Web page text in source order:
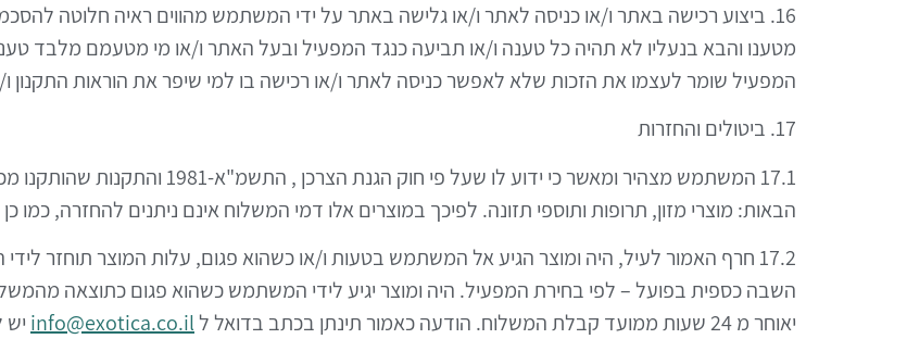
16. ביצוע רכישה באתר ו/או כניסה לאתר ו/או גלישה באתר על ידי המשתמש מהווים ראיה חלוטה
מטענו והבא בנעליו לא תהיה כל טענה ו/או תביעה כנגד המפעיל ובעל האתר ו/או מי מטעמם מלבד
המפעיל שומר לעצמו את הזכות שלא לאפשר כניסה לאתר ו/או רכישה בו למי שיפר את הוראות התקנון ו/
17. ביטולים והחזרות
17.1 המשתמש מצהיר ומאשר כי ידוע לו
הבאות: מוצרי מזון, תרופות ותוספי תזונה. לפיכך במוצרים אלו דמי המשלוח אינם ניתנים להחזרה,
17.2 חרף האמור לעיל, היה ומוצר הגיע אל המשתמש בטעות ו/או כשהוא פגום, עלות המוצר תוחזר
השבה כספית בפועל – לפי בחירת המפעיל. היה ומוצר יגיע לידי המשתמש כשהוא פגום כתוצאה
יאוחר מ 24 שעות ממועד קבלת המשלוח. הודעה כאמור תינתן בכתב בדואל ל
info@exotica.co.il יש